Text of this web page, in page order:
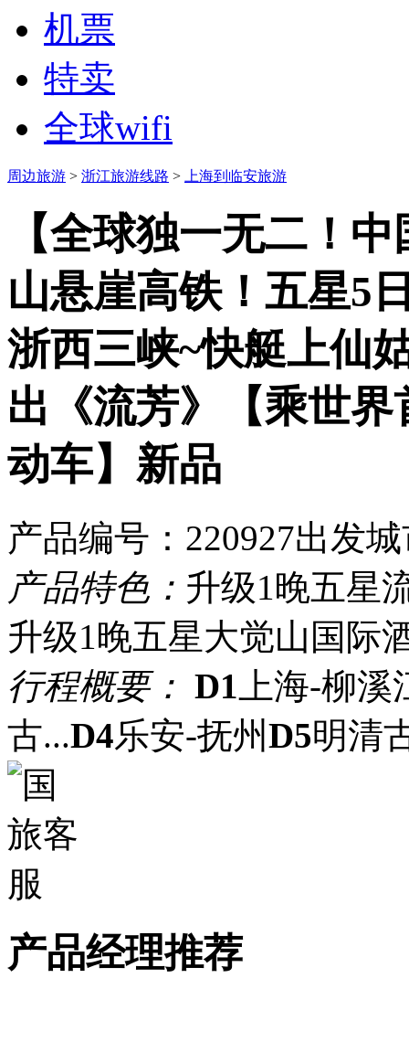
机票
特卖
全球wifi
周边旅游 > 浙江旅游线路 > 上海到临安旅游
【全球独一无二！
山悬崖高铁！五星5
浙西三峡~快艇上仙
出《流芳》【乘世界
动车】 新品
产品编号：220927出发
产品特色： 升级1晚五星
升级1晚五星大觉山国际
行程概要： D1 上海-柳溪
古...D4乐安-抚州D5明清
产品经理推荐